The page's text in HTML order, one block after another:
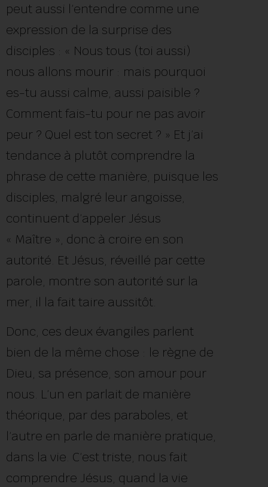
peut aussi l’entendre comme une
expression de la surprise des
disciples : « Nous tous (toi aussi)
nous allons mourir : mais pourquoi
es-tu aussi calme, aussi paisible ?
Comment fais-tu pour ne pas avoir
peur ? Quel est ton secret ? » Et j’ai
tendance à plutôt comprendre la
phrase de cette manière, puisque les
disciples, malgré leur angoisse,
continuent d’appeler Jésus
« Maître », donc à croire en son
autorité. Et Jésus, réveillé par cette
parole, montre son autorité sur la
mer, il la fait taire aussitôt.
Donc, ces deux évangiles parlent
bien de la même chose : le règne de
Dieu, sa présence, son amour pour
nous. L’un en parlait de manière
théorique, par des paraboles, et
l’autre en parle de manière pratique,
dans la vie. C’est triste, nous fait
comprendre Jésus, quand la vie